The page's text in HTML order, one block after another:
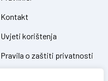
Kontakt
Uvjeti korištenja
Pravila o zaštiti privatnosti